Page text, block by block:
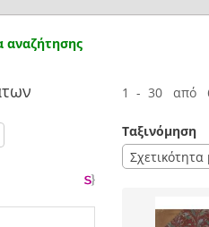
αναζήτησης
1 - 30 από
Ταξινόμηση
Σχετικότητα